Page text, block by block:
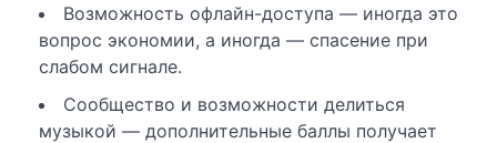
Возможность офлайн-доступа — иногда это
вопрос экономии, а иногда — спасение при
слабом сигнале.
Сообщество и возможности делиться
музыкой — дополнительные баллы получает